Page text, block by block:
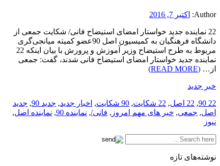
Author: اکتبر 7, 2016
22 نماینده جدید خواستار امضای استیضاح فانی/ شکایت جمعی از
دانشگاه فرهنگیان به کمیسیون اصل 90عضو کمیته میانجی‌گری
مربوط به طرح استیضاح وزیر آموزش و پرورش با بیان اینکه 22
نماینده جدید خواستار امضای استیضاح فانی شدند، گفت: جمعی
از… (READ MORE)
خبر جدید
22 90
, 22 اصل , 22 شکایت , 90 شکایت , اخبار جدید, جدید 90 , جدید
اصل, جمعی, خبر های مهم امروز , فانی/, نماینده 90 , نماینده اصل,
نیوز
نوشته‌های تازه